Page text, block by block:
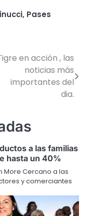
, Pases
en acción , las
noticias más
importantes del
dia.
a las familias
hasta un 40%
More Cercano a las
y comerciantes